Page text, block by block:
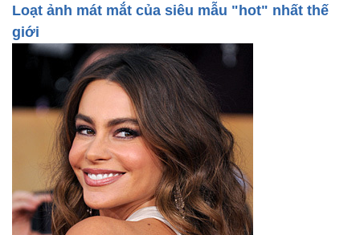
Loạt ảnh mát mắt của siêu mẫu "hot" nhất thế
giới